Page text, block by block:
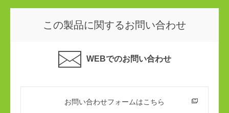
この製品に関するお問い合わせ
WEBでのお問い合わせ
お問い合わせフォームはこちら